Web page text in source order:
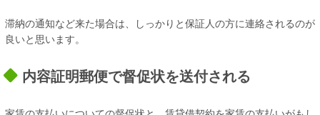
滞納の通知など来た場合は、しっかりと保証人の方に連絡されるのが
良いと思います。
内容証明郵便で督促状を送付される